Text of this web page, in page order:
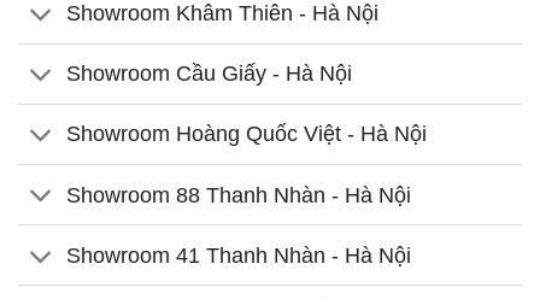
Showroom Khâm Thiên - Hà Nội
Showroom Cầu Giấy - Hà Nội
Showroom Hoàng Quốc Việt - Hà Nội
Showroom 88 Thanh Nhàn - Hà Nội
Showroom 41 Thanh Nhàn - Hà Nội